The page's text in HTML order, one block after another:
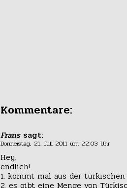
Kommentare:
Frans sagt:
Donnerstag, 21. Juli 2011 um 22:03 Uhr
Hey,
endlich!
1. kommt mal aus der
2. es gibt eine Menge von